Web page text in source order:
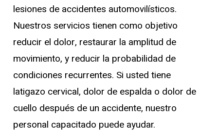
lesiones de accidentes automovilísticos.
Nuestros servicios tienen como objetivo
reducir el dolor, restaurar la amplitud de
movimiento, y reducir la probabilidad de
condiciones recurrentes. Si usted tiene
latigazo cervical, dolor de espalda o dolor de
cuello después de un accidente, nuestro
personal capacitado puede ayudar.